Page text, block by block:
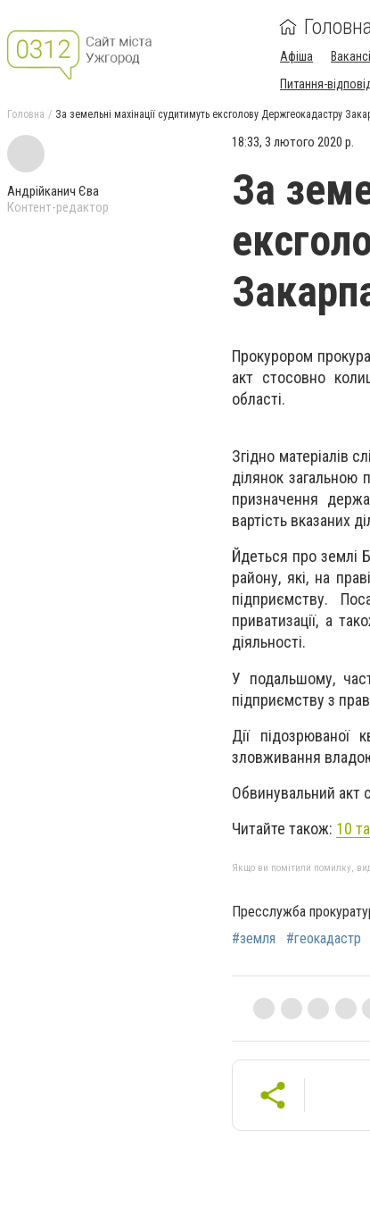
Афіша
Питання-
Головна За земельні махінації судитимуть ексголову Держгеокадастру
Андрійканич Єва
Контент-редактор
18:33, 3 лютого 2020 р.
За
Прокурором
акт стосовно
області.
Згідно матеріалів
ділянок загальною
призначення
вартість вказаних
Йдеться про землі
району, які, на
підприємству.
приватизації, а
діяльності.
У подальшому,
підприємству з
Дії підозрюваної
зловживання
Обвинувальний акт
Читайте також: 10
Якщо ви помітили помилку,
Пресслужба
#земля
#геокадастр